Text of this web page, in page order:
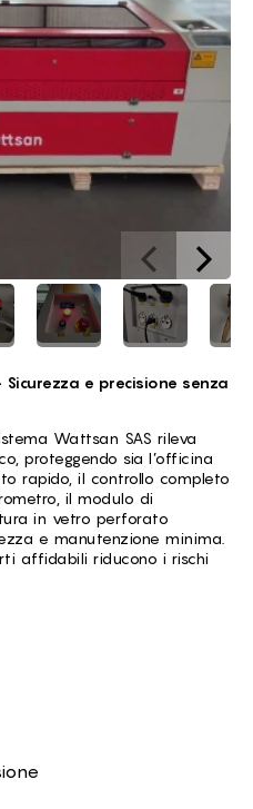
e precisione senza
Wattsan SAS rileva
proteggendo sia l’officina
rapido, il controllo completo
il modulo di
in vetro perforato
e manutenzione minima.
affidabili riducono i rischi